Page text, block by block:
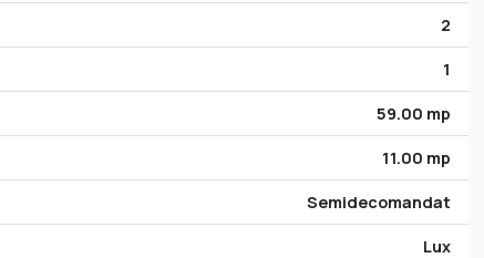
2
1
59.00 mp
11.00 mp
Semidecomandat
Lux